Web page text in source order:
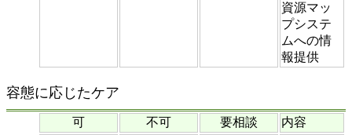
資源マッ
プシステ
ムへの情
報提供
容態に応じたケア
可 不可 要相談 内容